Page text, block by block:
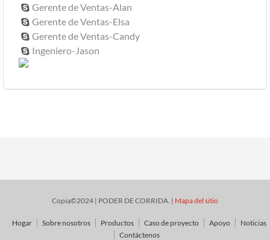
 Gerente de Ventas-Alan
 Gerente de Ventas-Elsa
 Gerente de Ventas-Candy
 Ingeniero-Jason
Copia©2024 | PODER DE CORRIDA. | Mapa del sitio
Hogar Sobre nosotros Productos Caso de proyecto Apoyo
Noticias
Contáctenos